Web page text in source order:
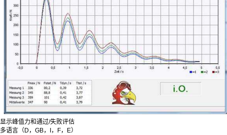
显示峰值力和通过/失败评估
多语言（D，GB，I，F，E）